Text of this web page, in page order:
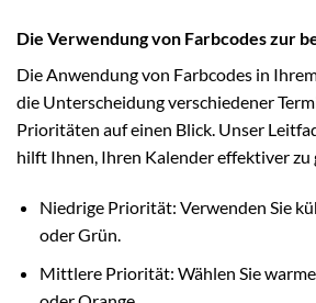
Die Verwendung von Farbcodes zur
Die Anwendung von Farbcodes in
die Unterscheidung verschiedener
Prioritäten auf einen Blick. Unser
hilft Ihnen, Ihren Kalender effektiver zu
Niedrige Priorität: Verwenden Sie
oder Grün.
Mittlere Priorität: Wählen Sie